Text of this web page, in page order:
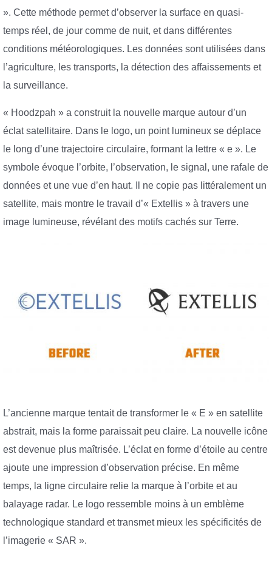
». Cette méthode permet d’observer la surface en quasi-
temps réel, de jour comme de nuit, et dans différentes
conditions météorologiques. Les données sont utilisées dans
l’agriculture, les transports, la détection des affaissements et
la surveillance.
« Hoodzpah » a construit la nouvelle marque autour d’un
éclat satellitaire. Dans le logo, un point lumineux se déplace
le long d’une trajectoire circulaire, formant la lettre « e ». Le
symbole évoque l’orbite, l’observation, le signal, une rafale de
données et une vue d’en haut. Il ne copie pas littéralement un
satellite, mais montre le travail d’« Extellis » à travers une
image lumineuse, révélant des motifs cachés sur Terre.
L’ancienne marque tentait de transformer le « E » en satellite
abstrait, mais la forme paraissait peu claire. La nouvelle icône
est devenue plus maîtrisée. L’éclat en forme d’étoile au centre
ajoute une impression d’observation précise. En même
temps, la ligne circulaire relie la marque à l’orbite et au
balayage radar. Le logo ressemble moins à un emblème
technologique standard et transmet mieux les spécificités de
l’imagerie « SAR ».